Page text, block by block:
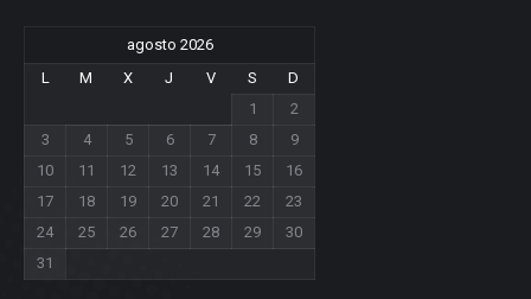
agosto 2026
L
M X J V S
D
1
2
3
4 5 6 7 8
9
10
11 12 13 14 15
16
17
18 19 20 21 22
23
24
25 26 27 28 29
30
31